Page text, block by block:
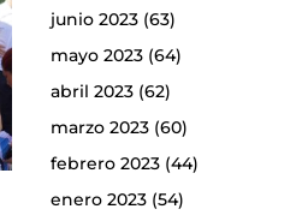
junio 2023(63)
mayo 2023(64)
abril 2023(62)
marzo 2023(60)
febrero 2023(44)
enero 2023(54)